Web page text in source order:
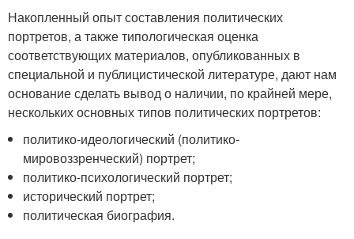
Накопленный опыт составления политических
портретов, а также типологическая оценка
соответствующих материалов, опубликованных в
специальной и публицистической литературе, дают нам
основание сделать вывод о наличии, по крайней мере,
нескольких основных типов политических портретов:
политико-идеологический (политико-
мировоззренческий) портрет;
политико-психологический портрет;
исторический портрет;
политическая биография.